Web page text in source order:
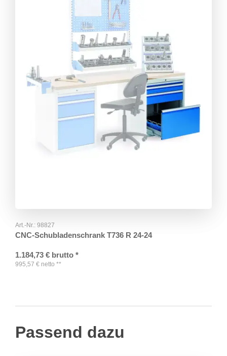
Art.-Nr.: 98827
CNC-Schubladenschrank T736 R 24-24
1.184,73 € brutto *
995,57 € netto **
Passend dazu